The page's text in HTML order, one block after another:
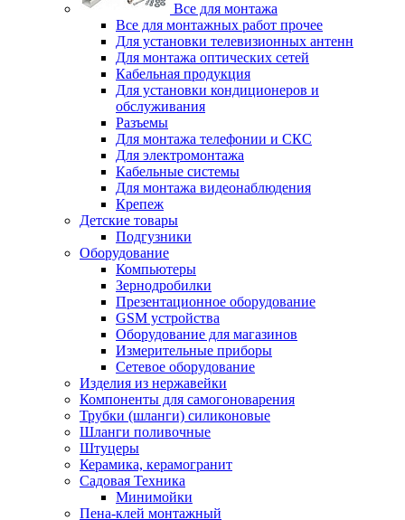
Все для монтажа
Все для монтажных работ прочее
Для установки телевизионных антенн
Для монтажа оптических сетей
Кабельная продукция
Для установки кондиционеров и
обслуживания
Разъемы
Для монтажа телефонии и СКС
Для электромонтажа
Кабельные системы
Для монтажа видеонаблюдения
Крепеж
Детские товары
Подгузники
Оборудование
Компьютеры
Зернодробилки
Презентационное оборудование
GSM устройства
Оборудование для магазинов
Измерительные приборы
Сетевое оборудование
Изделия из нержавейки
Компоненты для самогоноварения
Трубки (шланги) силиконовые
Шланги поливочные
Штуцеры
Керамика, керамогранит
Садовая Техника
Минимойки
Пена-клей монтажный